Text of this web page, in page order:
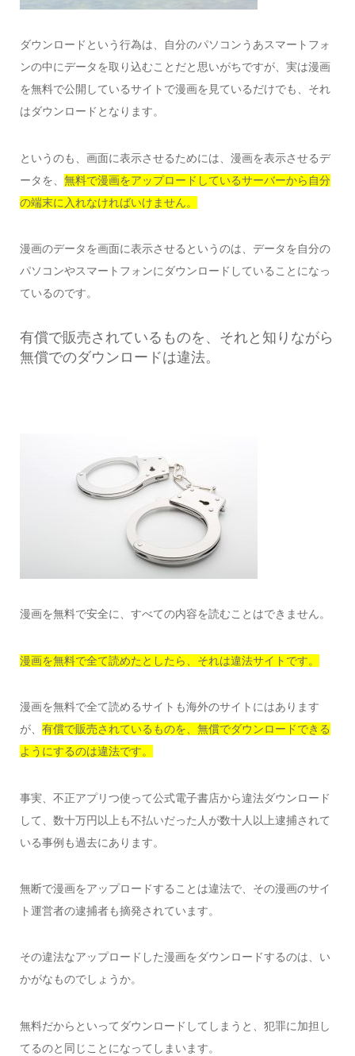
ダウンロードという行為は、自分のパソコンうあスマートフォ
ンの中にデータを取り込むことだと思いがちですが、実は漫画
を無料で公開しているサイトで漫画を見ているだけでも、それ
はダウンロードとなります。
というのも、画面に表示させるためには、漫画を表示させるデ
ータを、 無料で漫画をアップロードしているサーバーから自分
の端末に入れなければいけません。
漫画のデータを画面に表示させるというのは、データを自分の
パソコンやスマートフォンにダウンロードしていることになっ
ているのです。
有償で販売されているものを、それと知りながら
無償でのダウンロードは違法。
漫画を無料で安全に、すべての内容を読むことはできません。
漫画を無料で全て読めたとしたら、それは違法サイトです。
漫画を無料で全て読めるサイトも海外のサイトにはあります
が、 有償で販売されているものを、無償でダウンロードできる
ようにするのは違法です。
事実、不正アプリつ使って公式電子書店から違法ダウンロード
して、数十万円以上も不払いだった人が数十人以上逮捕されて
いる事例も過去にあります。
無断で漫画をアップロードすることは違法で、その漫画のサイ
ト運営者の逮捕者も摘発されています。
その違法なアップロードした漫画をダウンロードするのは、い
かがなものでしょうか。
無料だからといってダウンロードしてしまうと、犯罪に加担し
てるのと同じことになってしまいます。